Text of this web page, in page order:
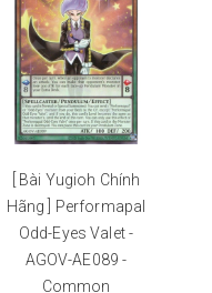
[ Bài Yugioh Chính
Hãng ] Performapal
Odd-Eyes Valet -
AGOV-AE089 -
Common